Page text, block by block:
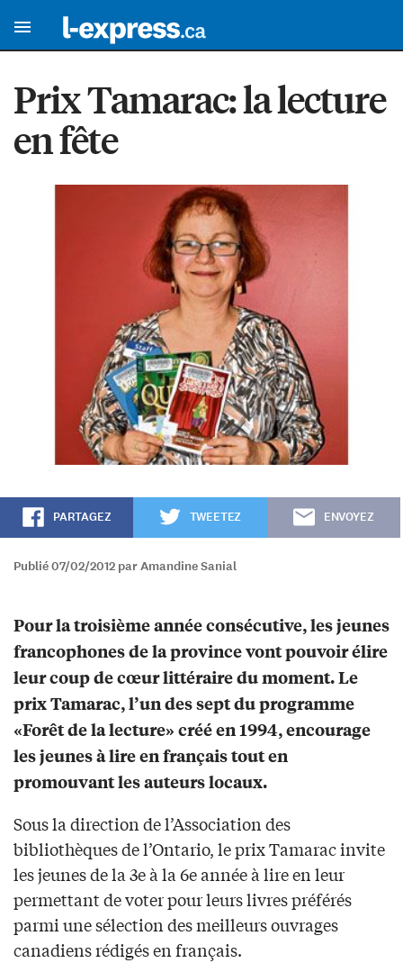
Prix Tamarac: la lecture
en fête
PARTAGEZ TWEETEZ ENVOYEZ
Publié 07/02/2012 par Amandine Sanial
Pour la troisième année consécutive, les jeunes
francophones de la province vont pouvoir élire
leur coup de cœur littéraire du moment. Le
prix Tamarac, l’un des sept du programme
«Forêt de la lecture» créé en 1994, encourage
les jeunes à lire en français tout en
promouvant les auteurs locaux.
Sous la direction de l’Association des
bibliothèques de l’Ontario, le prix Tamarac invite
les jeunes de la 3e à la 6e année à lire en leur
permettant de voter pour leurs livres préférés
parmi une sélection des meilleurs ouvrages
canadiens rédigés en français.